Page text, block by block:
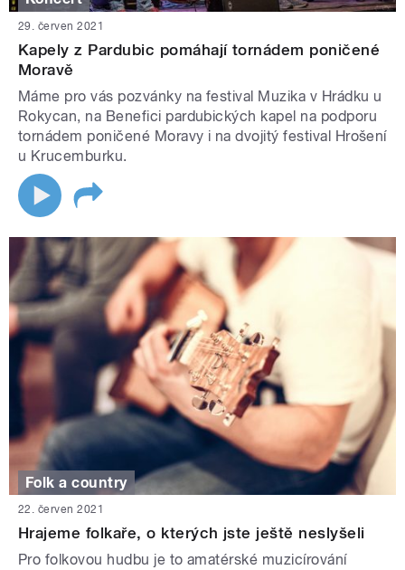
29. červen 2021
Kapely z Pardubic pomáhají tornádem poničené
Moravě
Máme pro vás pozvánky na festival Muzika v Hrádku u
Rokycan, na Benefici pardubických kapel na podporu
tornádem poničené Moravy i na dvojitý festival Hrošení
u Krucemburku.
Folk a country
22. červen 2021
Hrajeme folkaře, o kterých jste ještě neslyšeli
Pro folkovou hudbu je to amatérské muzicírování